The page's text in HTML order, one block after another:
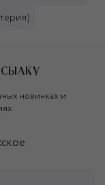
новинках и